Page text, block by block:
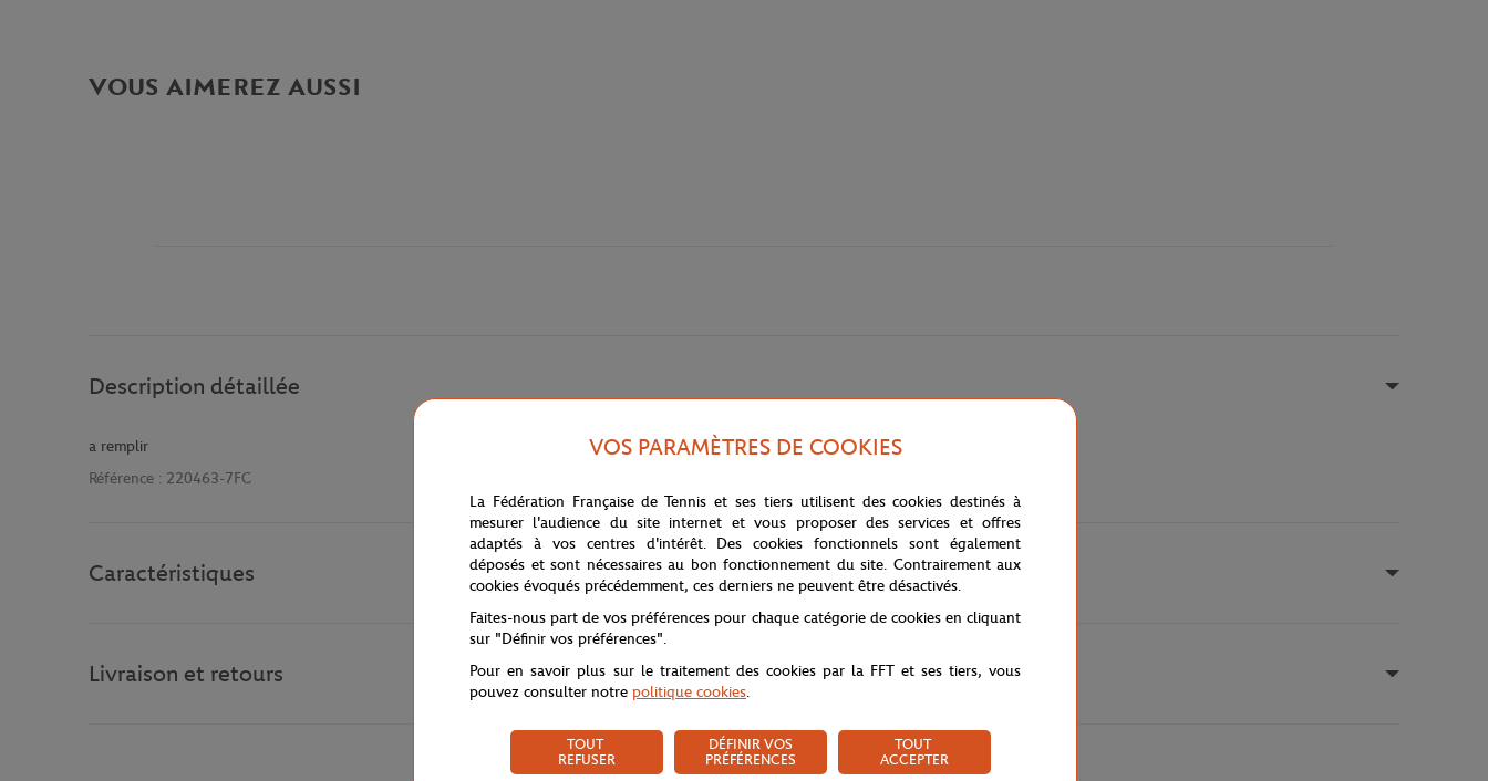
VOUS AIMEREZ AUSSI
Description détaillée
a remplir
Référence : 220463-7FC
Caractéristiques
Livraison et retours
VOS PARAMÈTRES DE COOKIES
La Fédération Française de Tennis et ses tiers utilisent des cookies destinés à
mesurer l'audience du site internet et vous proposer des services et offres
adaptés à vos centres d'intérêt. Des cookies fonctionnels sont également
déposés et sont nécessaires au bon fonctionnement du site. Contrairement aux
cookies évoqués précédemment, ces derniers ne peuvent être désactivés.
Faites-nous part de vos préférences pour chaque catégorie de cookies en cliquant
sur "Définir vos préférences".
Pour en savoir plus sur le traitement des cookies par la FFT et ses tiers, vous
pouvez consulter notre politique cookies.
TOUT
REFUSER
DÉFINIR VOS
PRÉFÉRENCES
TOUT
ACCEPTER